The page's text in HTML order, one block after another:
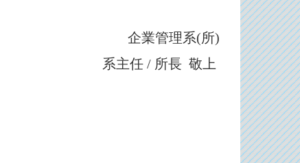
企業管理系(所)
系主任 / 所長 敬上